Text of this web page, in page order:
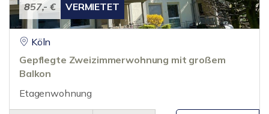
857,- € VERMIETET
Köln
Gepflegte Zweizimmerwohnung mit großem
Balkon
Etagenwohnung